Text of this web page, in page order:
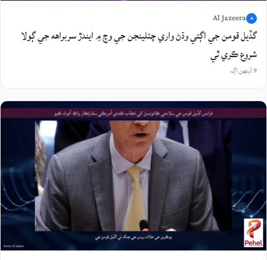
A
Al Jazeera
گڏيل قومن جي اڳتي وڌڻ واري چئلينجن جي وچ ۾ ايندڙ سربراهه جي ڳولا
شروع ڪري ٿي
9 ڏينهن اڳ